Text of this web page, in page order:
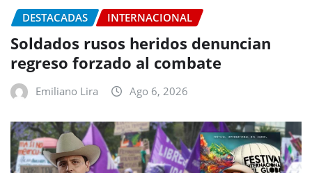
DESTACADAS INTERNACIONAL
Soldados rusos heridos denuncian
regreso forzado al combate
Emiliano Lira Ago 6, 2026